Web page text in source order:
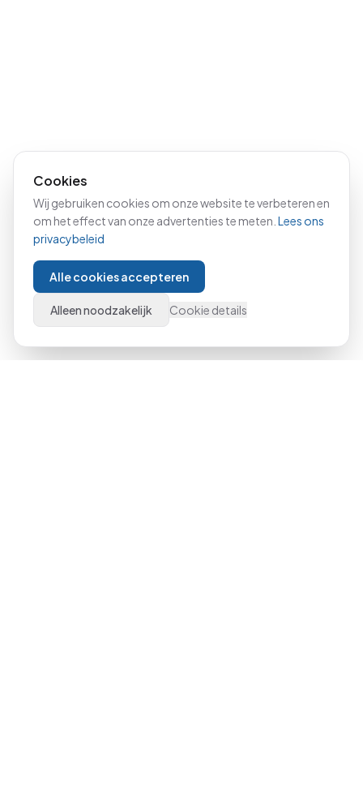
Cookies
Wij gebruiken cookies om onze website te verbeteren en
om het effect van onze advertenties te meten. Lees ons
privacybeleid
Alle cookies accepteren
Alleen noodzakelijk Cookie details